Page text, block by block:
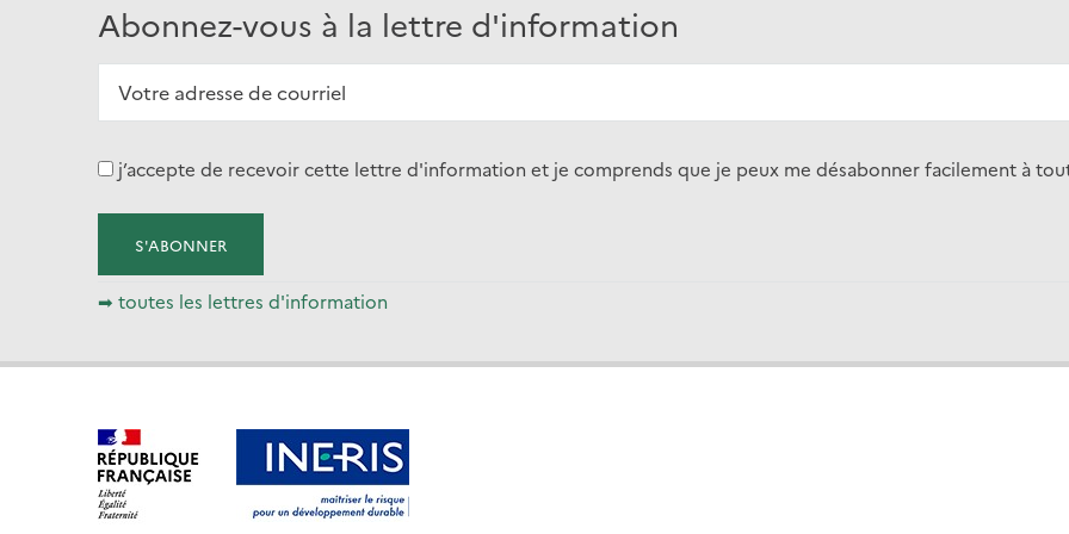
Abonnez-vous à la lettre d'information
j’accepte de recevoir cette lettre d'information et je comprends que je peux me désabonner facilement à
➡ toutes les lettres d'information